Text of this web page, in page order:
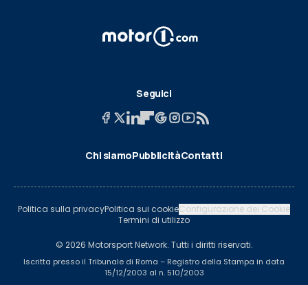
Seguici
Chi siamoPubblicitàContatti
Politica sulla privacyPolitica sui cookieConfigurazione dei Cookie
Termini di utilizzo
© 2026 Motorsport Network. Tutti i diritti riservati.
Iscritta presso il Tribunale di Roma – Registro della Stampa in data
15/12/2003 al n. 510/2003